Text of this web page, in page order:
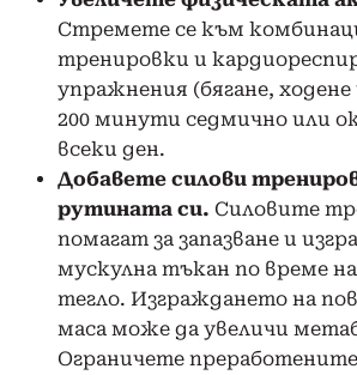
Стремете се към
тренировки и
упражнения (бягане,
200 минути седмично или
всеки ден.
Добавете силови
рутината си. Силовите
помагат за запазване и
мускулна тъкан по време на
тегло. Изграждането на
маса може да увеличи
Ограничете